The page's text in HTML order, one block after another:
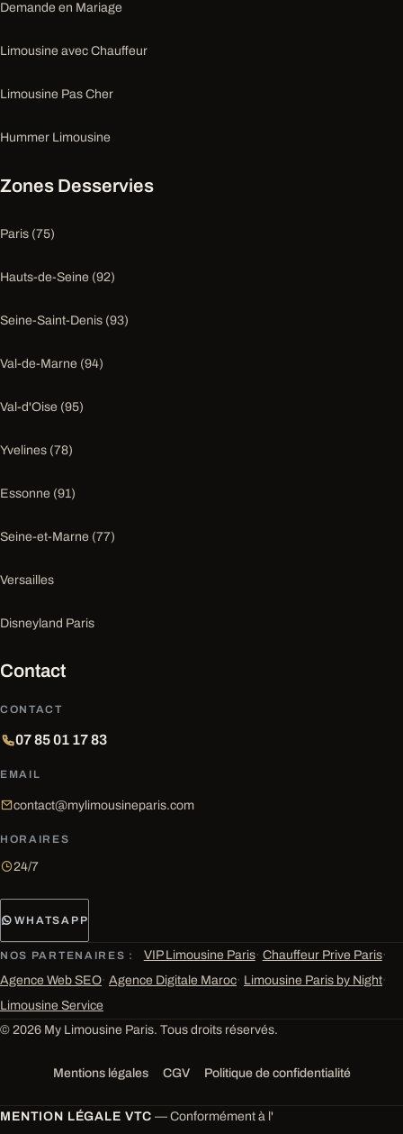
Demande en Mariage
Limousine avec Chauffeur
Limousine Pas Cher
Hummer Limousine
Zones Desservies
Paris (75)
Hauts-de-Seine (92)
Seine-Saint-Denis (93)
Val-de-Marne (94)
Val-d'Oise (95)
Yvelines (78)
Essonne (91)
Seine-et-Marne (77)
Versailles
Disneyland Paris
Contact
CONTACT
07 85 01 17 83
EMAIL
contact@mylimousineparis.com
HORAIRES
24/7
WHATSAPP
NOS PARTENAIRES : VIP Limousine Paris· Chauffeur Prive Paris·
Agence Web SEO· Agence Digitale Maroc· Limousine Paris by Night·
Limousine Service
© 2026 My Limousine Paris. Tous droits réservés.
Mentions légales CGV Politique de confidentialité
MENTION LÉGALE VTC — Conformément à l'